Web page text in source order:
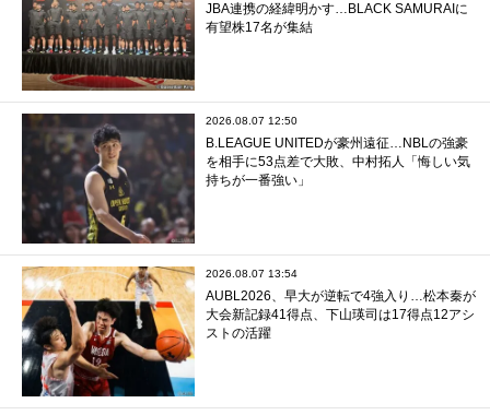
JBA連携の経緯明かす…BLACK SAMURAIに
有望株17名が集結
2026.08.07 12:50
B.LEAGUE UNITEDが豪州遠征…NBLの強豪
を相手に53点差で大敗、中村拓人「悔しい気
持ちが一番強い」
2026.08.07 13:54
AUBL2026、早大が逆転で4強入り…松本秦が
大会新記録41得点、下山瑛司は17得点12アシ
ストの活躍